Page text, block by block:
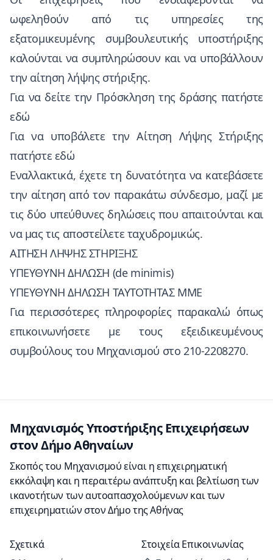
ωφεληθούν από τις υπηρεσίες της
εξατομικευμένης συμβουλευτικής υποστήριξης
καλούνται να συμπληρώσουν και να υποβάλλουν
την αίτηση λήψης στήριξης.
Για να δείτε την Πρόσκληση της δράσης πατήστε
εδώ
Για να υποβάλετε την Αίτηση Λήψης Στήριξης
πατήστε εδώ
Εναλλακτικά, έχετε τη δυνατότητα να κατεβάσετε
την αίτηση από τον παρακάτω σύνδεσμο, μαζί με
τις δύο υπεύθυνες δηλώσεις που απαιτούνται και
να μας τις αποστείλετε ταχυδρομικώς.
ΑΙΤΗΣΗ ΛΗΨΗΣ ΣΤΗΡΙΞΗΣ
ΥΠΕΥΘΥΝΗ ΔΗΛΩΣΗ (de minimis)
ΥΠΕΥΘΥΝΗ ΔΗΛΩΣΗ ΤΑΥΤΟΤΗΤΑΣ ΜΜΕ
Για περισσότερες πληροφορίες παρακαλώ όπως
επικοινωνήσετε με τους εξειδικευμένους
συμβούλους του Μηχανισμού στο 210-2208270.
Μηχανισμός Υποστήριξης Επιχειρήσεων
στον Δήμο Αθηναίων
Σκοπός του Μηχανισμού είναι η επιχειρηματική
εκκόλαψη και η περαιτέρω ανάπτυξη και βελτίωση των
ικανοτήτων των αυτοαπασχολούμενων και των
επιχειρηματιών στον Δήμο της Αθήνας
Σχετικά Στοιχεία Eπικοινωνίας